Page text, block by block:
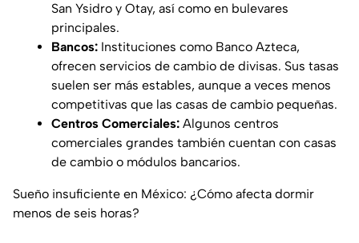
San Ysidro y Otay, así como en bulevares
principales.
Bancos: Instituciones como Banco Azteca,
ofrecen servicios de cambio de divisas. Sus tasas
suelen ser más estables, aunque a veces menos
competitivas que las casas de cambio pequeñas.
Centros Comerciales: Algunos centros
comerciales grandes también cuentan con casas
de cambio o módulos bancarios.
Sueño insuficiente en México: ¿Cómo afecta dormir
menos de seis horas?